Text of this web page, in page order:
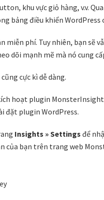
khu vực giỏ hàng, v.v.
bảng điều khiển WordPress
phí. Tuy nhiên, bạn sẽ
dõi mạnh mẽ mà nó cung
cực kì dễ dàng.
hoạt plugin
đặt plugin WordPress.
Insights » Settings để
của bạn trên trang web